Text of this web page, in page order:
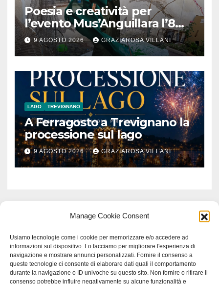
Manage Cookie Consent
Usiamo tecnologie come i cookie per memorizzare e/o accedere ad
informazioni sul dispositivo. Lo facciamo per migliorare l'esperienza di
navigazione e mostrare annunci personalizzati. Fornire il consenso a
queste tecnologie ci consente di elaborare dati quali il comportamento
durante la navigazione o ID univoche su questo sito. Non fornire o ritirare il
consenso potrebbe influire negativamente su alcune funzionalità e
Poesia e creatività per
l’evento Mus’Anguillara l’8
agosto 2026 al Museo
Contadino
9 AGOSTO 2026 GRAZIAROSA VILLANI
LAGO TREVIGNANO
A Ferragosto a Trevignano la
processione sul lago
9 AGOSTO 2026 GRAZIAROSA VILLANI